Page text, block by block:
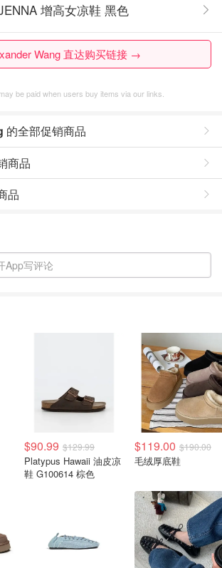
增高女凉鞋 黑色
Wang 直达购买链接 →
be paid when users buy items via our links.
的全部促销商品
商品
品
App写评论
$90.99 $129.99
Platypus Hawaii 油皮凉
鞋 G100614 棕色
$119.00 $190.00
毛绒厚底鞋